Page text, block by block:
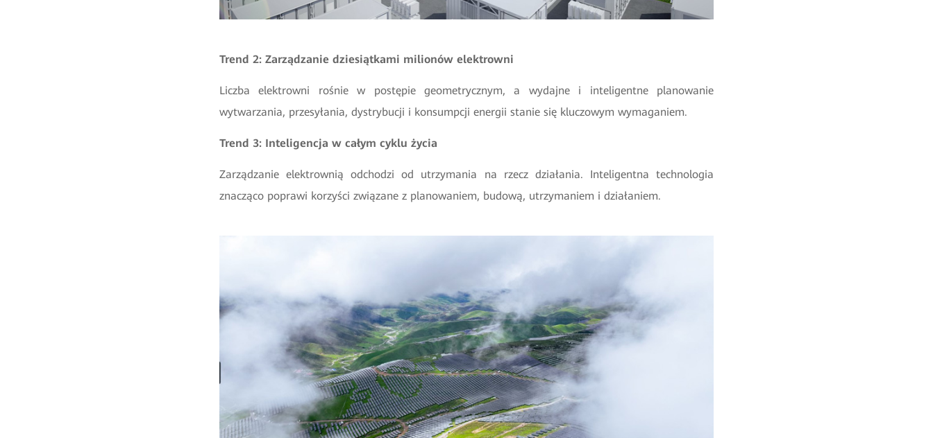
Trend 2: Zarządzanie dziesiątkami milionów elektrowni
Liczba elektrowni rośnie w postępie geometrycznym, a wydajne i inteligentne planowanie
wytwarzania, przesyłania, dystrybucji i konsumpcji energii stanie się kluczowym wymaganiem.
Trend 3: Inteligencja w całym cyklu życia
Zarządzanie elektrownią odchodzi od utrzymania na rzecz działania. Inteligentna technologia
znacząco poprawi korzyści związane z planowaniem, budową, utrzymaniem i działaniem.